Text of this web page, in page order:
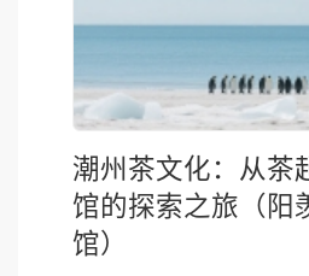
潮州茶文化：从茶
馆的探索之旅（阳
馆）